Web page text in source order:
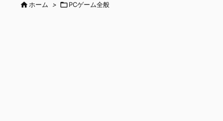
ホーム > PCゲーム全般